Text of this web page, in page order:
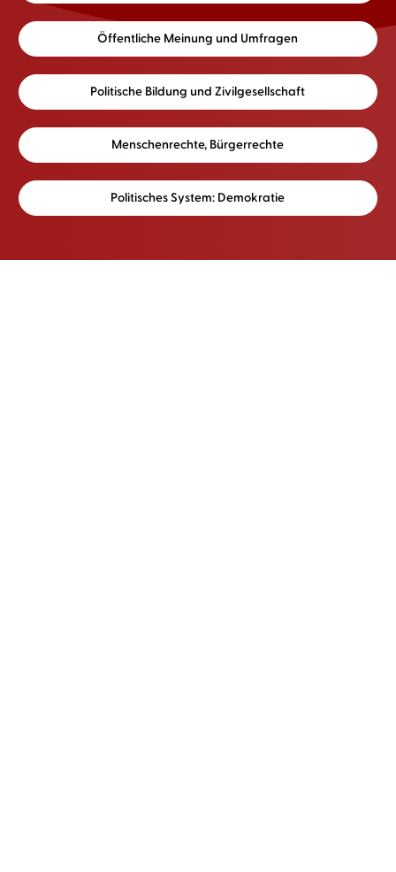
Öffentliche Meinung und Umfragen
Politische Bildung und Zivilgesellschaft
Menschenrechte, Bürgerrechte
Politisches System: Demokratie